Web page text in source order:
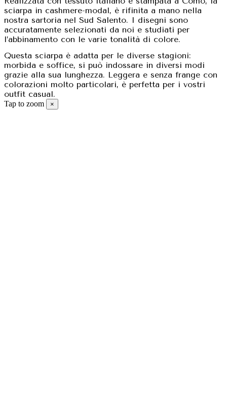
sciarpa in cashmere-modal, è rifinita a mano nella
nostra sartoria nel Sud Salento. I disegni sono
accuratamente selezionati da noi e studiati per
l’abbinamento con le varie tonalità di colore.
Questa sciarpa è adatta per le diverse stagioni:
morbida e soffice, si può indossare in diversi modi
grazie alla sua lunghezza. Leggera e senza frange con
colorazioni molto particolari, è perfetta per i vostri
outfit casual.
Tap to zoom ×